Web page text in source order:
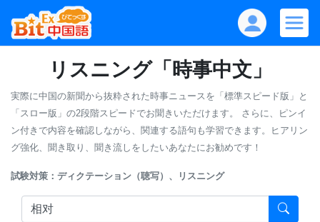
リスニング「時事中文」
実際に中国の新聞から抜粋された時事ニュースを「標準スピード版」と
「スロー版」の2段階スピードでお聞きいただけます。
さらに、ピンイ
ン付きで内容を確認しながら、関連する語句も学習できます。ヒアリン
グ強化、聞き取り、聞き流しをしたいあなたにお勧めです！
試験対策：ディクテーション（聴写）、リスニング